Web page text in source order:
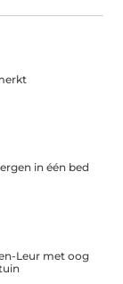
in één bed
Leur met oog